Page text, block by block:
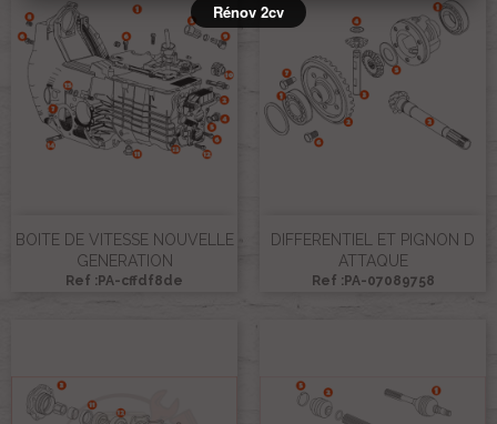
BOITE DE VITESSE NOUVELLE
GENERATION
Ref :PA-cffdf8de
DIFFERENTIEL ET PIGNON D
ATTAQUE
Ref :PA-07089758
Rénov 2cv